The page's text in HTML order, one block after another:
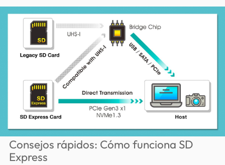
Consejos rápidos: Cómo funciona SD
Express